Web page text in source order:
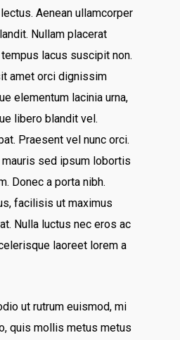
Aenean ullamcorper
Nullam placerat
lacus suscipit non.
amet orci dignissim
elementum lacinia urna,
libero blandit vel.
Praesent vel nunc orci.
sed ipsum lobortis
Donec a porta nibh.
facilisis ut maximus
Nulla luctus nec eros ac
laoreet lorem a
ut rutrum euismod, mi
quis mollis metus metus